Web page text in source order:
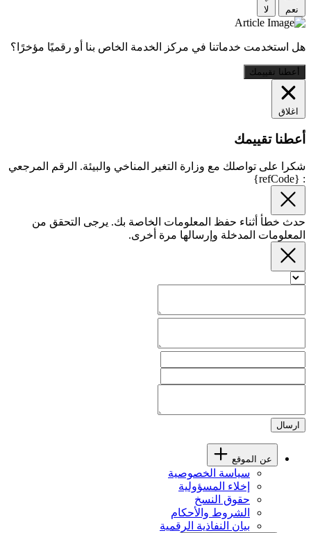
نعم لا
هل استخدمت خدماتنا في مركز الخدمة الخاص بنا أو رقميًا مؤخرًا؟
أعطنا تقييمك
اغلاق
أعطنا تقييمك
شكرا على تواصلك مع وزارة التغير المناخي والبيئة. الرقم المرجعي
: {refCode}
حدث خطأ أثناء حفظ المعلومات الخاصة بك. يرجى التحقق من
المعلومات المدخلة وإرسالها مرة أخرى.
ارسال
عن الموقع
سياسة الخصوصية
إخلاء المسؤولية
حقوق النسخ
الشروط والأحكام
بيان النفاذية الرقمية